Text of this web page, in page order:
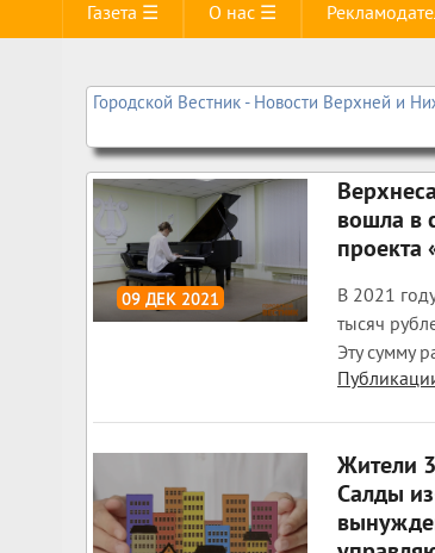
Газета ☰ О нас ☰
Городской Вестник - Новости Верхней и
09 ДЕК 2021
вошла в
проекта
В 2021
тысяч
Эту сумму
Жители
Салды